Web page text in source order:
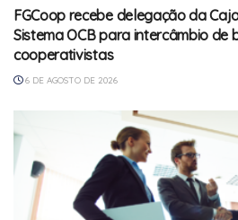
FGCoop recebe delegação da
Sistema OCB para intercâmbio de
cooperativistas
6 DE AGOSTO DE 2026